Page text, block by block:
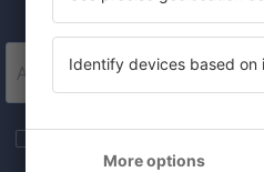
Mai multe călătorii la prețuri
materiale informaționale (sub